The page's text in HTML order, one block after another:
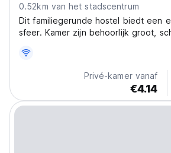
0.52km van het stadscentrum
Dit familiegerunde hostel biedt een
sfeer. Kamer zijn behoorlijk groot,
kussens en schone lakens.
Privé-kamer vanaf
€4.14